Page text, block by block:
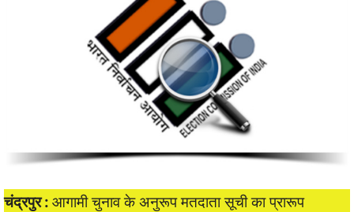
चंद्रपुर : आगामी चुनाव के अनुरूप मतदाता सूची का प्रारूप